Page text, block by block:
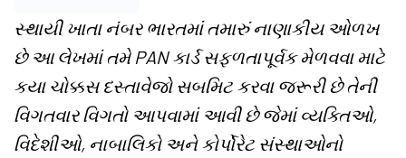
સ્થાયી ખાતા નંબર ભારતમાં તમારું નાણાકીય ઓળખ
છે આ લેખમાં તમે PAN કાર્ડ સફળતાપૂર્વક મેળવવા માટે
કયા ચોક્કસ દસ્તાવેજો સબમિટ કરવા જરૂરી છે તેની
વિગતવાર વિગતો આપવામાં આવી છે જેમાં વ્યક્તિઓ,
વિદેશીઓ, નાબાલિકો અને કોર્પોરેટ સંસ્થાઓનો